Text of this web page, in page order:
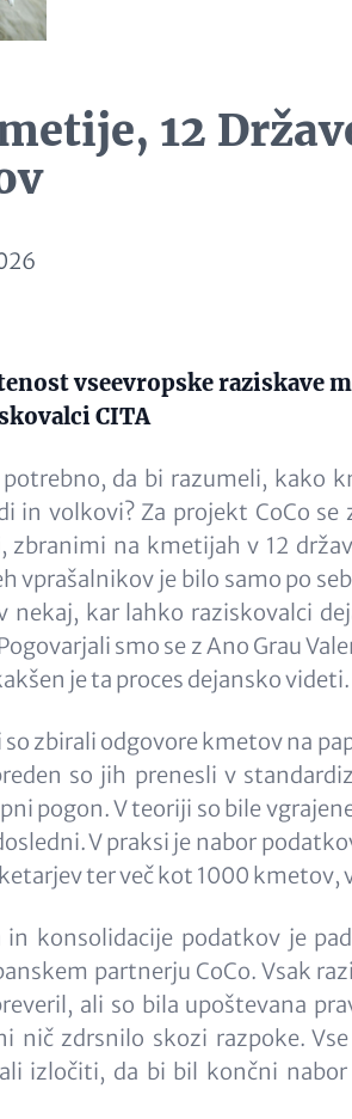
12
vseevropske raziskave
CITA
da bi razumeli, kako
in volkovi? Za projekt CoCo
zbranimi na kmetijah v 12
vprašalnikov je bilo samo po
nekaj, kar lahko raziskovalci
smo se z Ano Grau
je ta proces dejansko videti.
so zbirali odgovore kmetov na
so jih prenesli v
pogon. V teoriji so bile
V praksi je nabor
ter več kot 1000 kmetov,
in konsolidacije podatkov je
partnerju CoCo. Vsak
ali so bila upoštevana
nič zdrsnilo skozi razpoke.
izločiti, da bi bil končni